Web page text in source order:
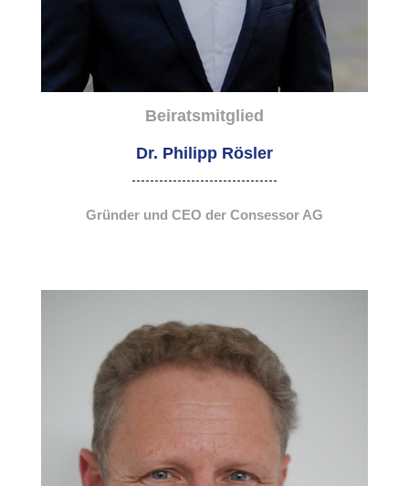
Beiratsmitglied
Dr. Philipp Rösler
Gründer und CEO der Consessor AG